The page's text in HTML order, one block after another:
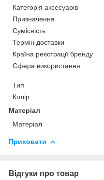
Категорія аксесуарів
Призначення
Сумісність
Термін доставки
Країна реєстрації бренду
Сфера використання
Тип
Колір
Матеріал
Матеріал
Приховати
Відгуки про товар